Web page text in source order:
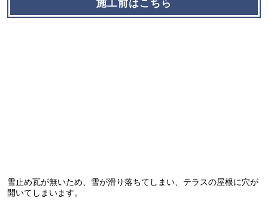
施工前はこちら
雪止め瓦が無いため、雪が滑り落ちてしまい、テラスの屋根に穴が
開いてしまいます。